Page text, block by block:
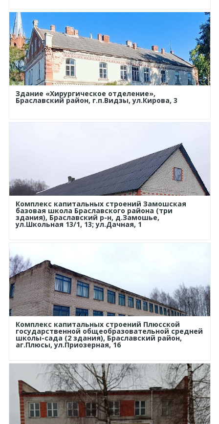
Здание «Хирургическое отделение»,
Браславский район, г.п.Видзы, ул.Кирова, 3
Комплекс капитальных строений Замошская
базовая школа Браславского района (три
здания), Браславский р-н, д.Замошье,
ул.Школьная 13/1, 13; ул.Дачная, 1
Комплекс капитальных строений Плюсской
государственной общеобразовательной средней
школы-сада (2 здания), Браславский район,
аг.Плюсы, ул.Приозерная, 16